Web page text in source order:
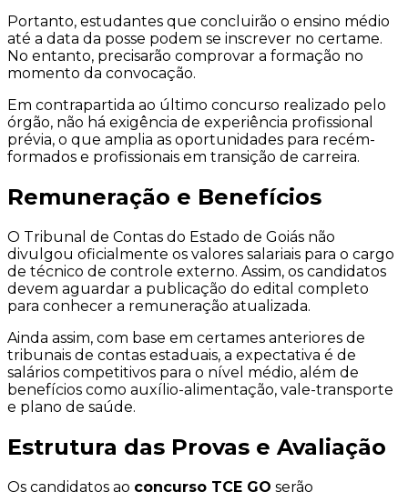
Portanto, estudantes que concluirão o ensino médio
até a data da posse podem se inscrever no certame.
No entanto, precisarão comprovar a formação no
momento da convocação.
Em contrapartida ao último concurso realizado pelo
órgão, não há exigência de experiência profissional
prévia, o que amplia as oportunidades para recém-
formados e profissionais em transição de carreira.
Remuneração e Benefícios
O Tribunal de Contas do Estado de Goiás não
divulgou oficialmente os valores salariais para o cargo
de técnico de controle externo. Assim, os candidatos
devem aguardar a publicação do edital completo
para conhecer a remuneração atualizada.
Ainda assim, com base em certames anteriores de
tribunais de contas estaduais, a expectativa é de
salários competitivos para o nível médio, além de
benefícios como auxílio-alimentação, vale-transporte
e plano de saúde.
Estrutura das Provas e Avaliação
Os candidatos ao concurso TCE GO serão